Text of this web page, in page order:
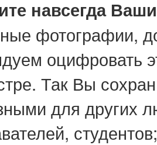
навсегда
фотографии,
оцифровать
Так Вы
для других
студентов;